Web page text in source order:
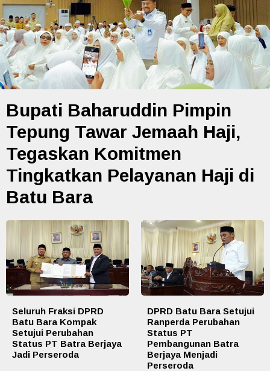
Bupati Baharuddin Pimpin
Tepung Tawar Jemaah Haji,
Tegaskan Komitmen
Tingkatkan Pelayanan Haji di
Batu Bara
Seluruh Fraksi DPRD
Batu Bara Kompak
Setujui Perubahan
Status PT Batra Berjaya
Jadi Perseroda
DPRD Batu Bara Setujui
Ranperda Perubahan
Status PT
Pembangunan Batra
Berjaya Menjadi
Perseroda